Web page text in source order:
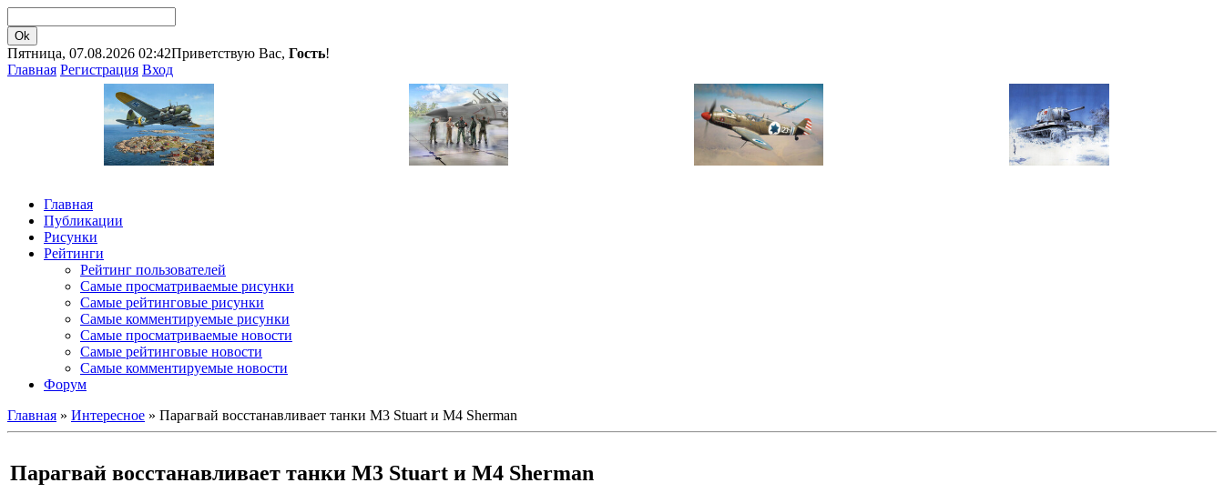
Пятница, 07.08.2026 02:42Приветствую Вас, Гость!
Главная Регистрация Вход
Главная
Публикации
Рисунки
Рейтинги
Рейтинг пользователей
Самые просматриваемые рисунки
Самые рейтинговые рисунки
Самые комментируемые рисунки
Самые просматриваемые новости
Самые рейтинговые новости
Самые комментируемые новости
Форум
Главная » Интересное » Парагвай восстанавливает танки M3 Stuart и М4 Sherman
Парагвай восстанавливает танки M3 Stuart и М4 Sherman